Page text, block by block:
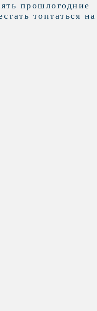
прошлогодние
топтаться на